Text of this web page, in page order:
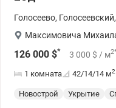
Голосеево, Голосеевский,
Максимовича
126 000 $* 3 000 $ / м2
1 комната 42/14/14 м2
Новострой Укрытие